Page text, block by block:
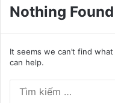
Nothing Found
It seems we can’t find
can help.